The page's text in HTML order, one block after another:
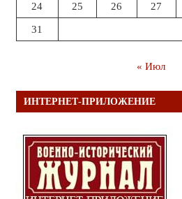
24 25 26 27
31
« Июл
ИНТЕРНЕТ-ПРИЛОЖЕНИЕ